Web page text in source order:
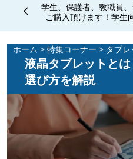
レ
ト
と
は
学生、保護者、教職員
ご購入頂けます！学生
ホーム > 特集コーナー > タブレ
液晶タブレットと
選び方を解説